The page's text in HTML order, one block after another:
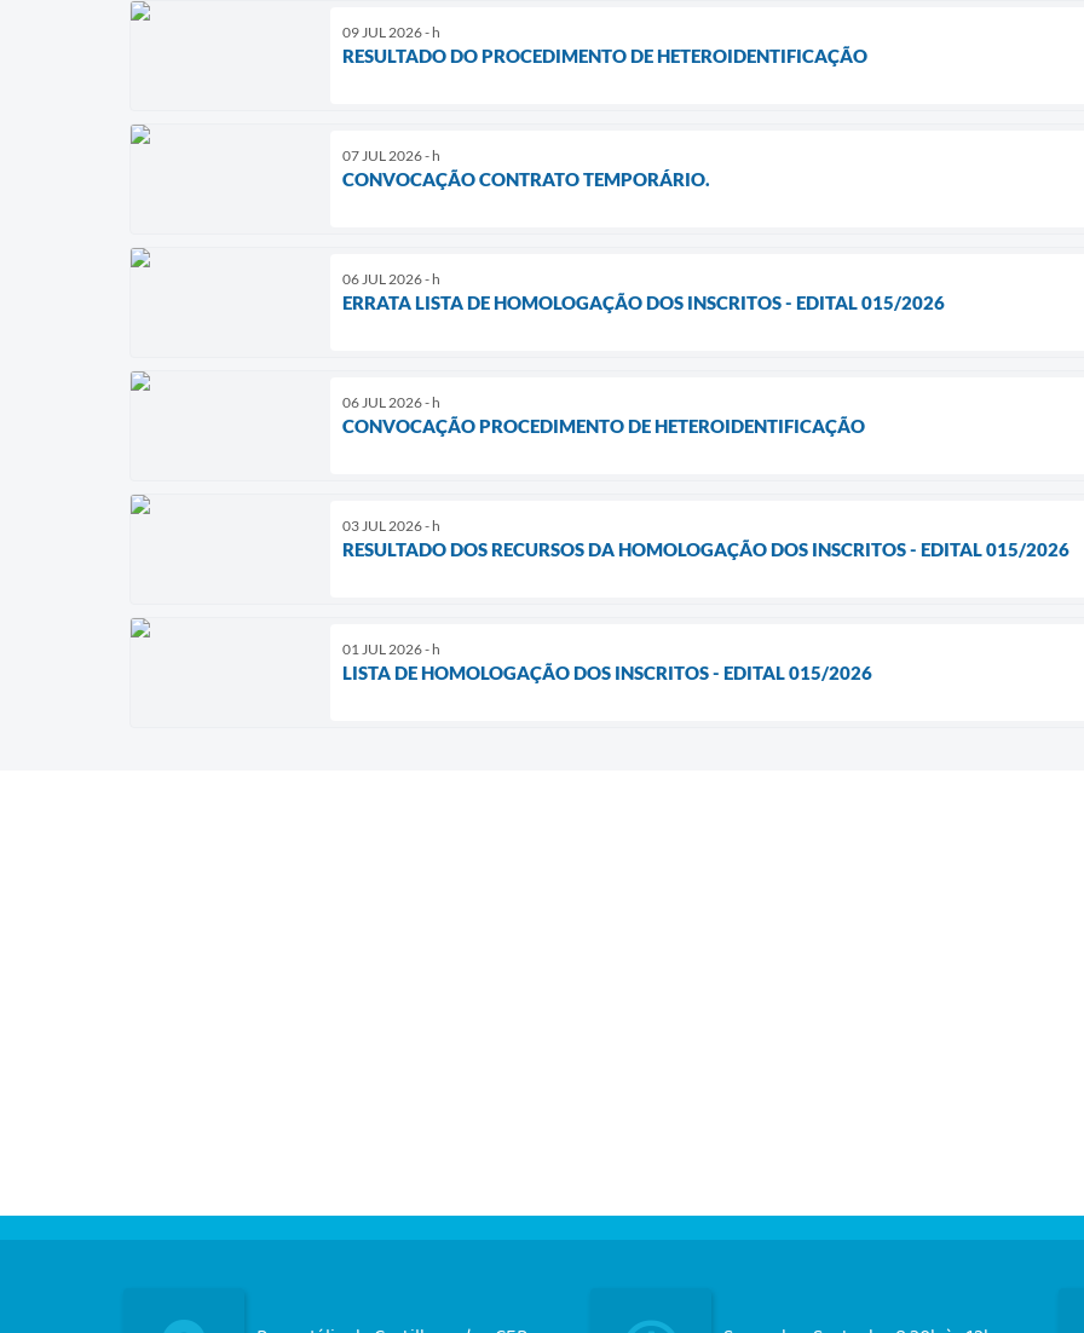
09 JUL 2026 - h
RESULTADO DO PROCEDIMENTO DE HETEROIDENTIFICAÇÃO
07 JUL 2026 - h
CONVOCAÇÃO CONTRATO TEMPORÁRIO.
06 JUL 2026 - h
ERRATA LISTA DE HOMOLOGAÇÃO DOS INSCRITOS - EDITAL 015/2026
06 JUL 2026 - h
CONVOCAÇÃO PROCEDIMENTO DE HETEROIDENTIFICAÇÃO
03 JUL 2026 - h
RESULTADO DOS RECURSOS DA HOMOLOGAÇÃO DOS INSCRITOS - EDITAL 015/2026
01 JUL 2026 - h
LISTA DE HOMOLOGAÇÃO DOS INSCRITOS - EDITAL 015/2026